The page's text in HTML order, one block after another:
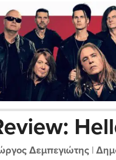
Δεμπεγιώτης |